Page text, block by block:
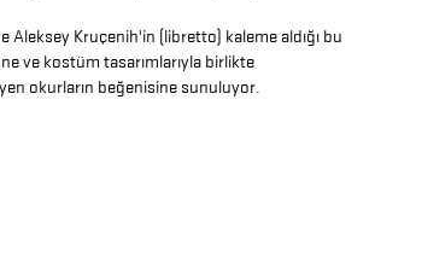
Aleksey Kruçenih'in (libretto) kaleme aldığı bu
ve kostüm tasarımlarıyla birlikte
okurların beğenisine sunuluyor.